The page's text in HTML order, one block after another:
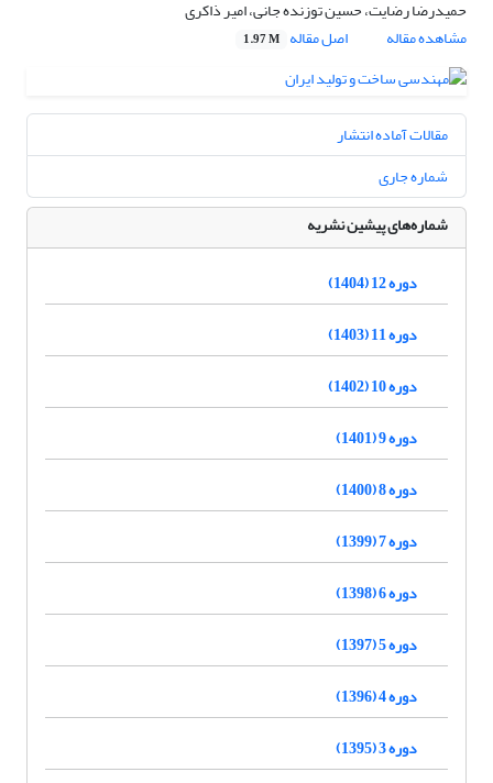
حمیدرضا رضایت، حسین توزنده جانی، امیر ذاکری
مشاهده مقاله
اصل مقاله 1.97 M
مقالات آماده انتشار
شماره جاری
شماره‌های پیشین نشریه
دوره 12 (1404)
دوره 11 (1403)
دوره 10 (1402)
دوره 9 (1401)
دوره 8 (1400)
دوره 7 (1399)
دوره 6 (1398)
دوره 5 (1397)
دوره 4 (1396)
دوره 3 (1395)